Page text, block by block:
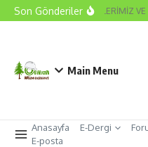
İçeriğe atla
Son Gönderiler
2026 ODA SEÇİMLERİMİZ
Main Menu
Anasayfa E-Dergi
E-posta